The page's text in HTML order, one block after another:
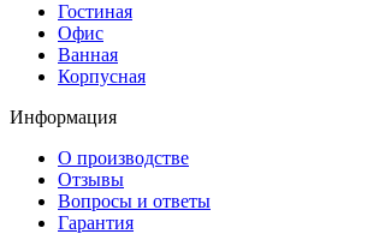
Гостиная
Офис
Ванная
Корпусная
Информация
О производстве
Отзывы
Вопросы и ответы
Гарантия